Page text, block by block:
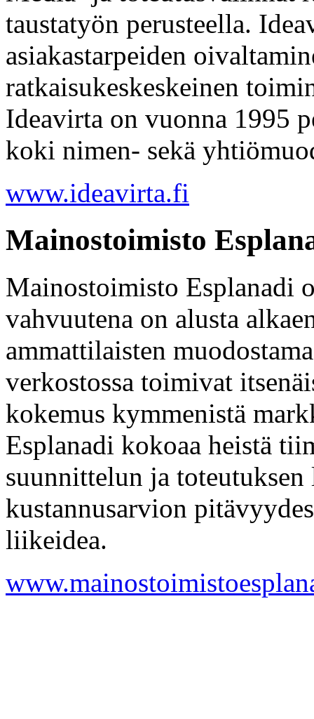
taustatyön perusteella.
asiakastarpeiden
ratkaisukeskeskeinen
Ideavirta on vuonna 1995
koki nimen- sekä
www.ideavirta.fi
Mainostoimisto
Mainostoimisto Esplanadi
vahvuutena on alusta
ammattilaisten
verkostossa toimivat
kokemus kymmenistä
Esplanadi kokoaa heistä
suunnittelun ja toteutuksen
kustannusarvion
liikeidea.